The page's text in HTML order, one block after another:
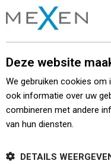
Deze website
We gebruiken cookies om
ook informatie over uw
combineren met andere
van hun diensten.
DETAILS